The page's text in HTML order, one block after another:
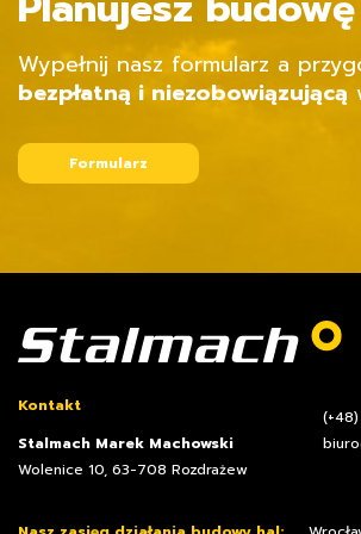
Wypełnij nasz formularz a
bezpłatną i niezobowiązującą
Formularz
Kontakt
Stalmach Marek Machowski
Wolenice 10, 63-708 Rozdrażew